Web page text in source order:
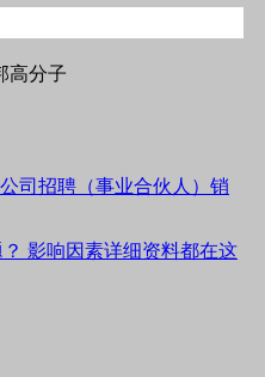
高分子
司招聘（事业合伙人）销
影响因素详细资料都在这